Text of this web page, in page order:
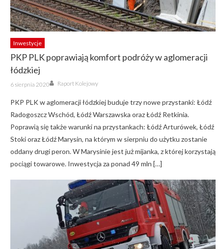
Inwestycje
PKP PLK poprawiają komfort podróży w aglomeracji
łódzkiej
Posted
on
6 sierpnia 2020 Author
Raport Kolejowy
PKP PLK w aglomeracji łódzkiej buduje trzy nowe przystanki: Łódź
Radogoszcz Wschód, Łódź Warszawska oraz Łódź Retkinia.
Poprawią się także warunki na przystankach: Łódź Arturówek, Łódź
Stoki oraz Łódź Marysin, na którym w sierpniu do użytku zostanie
oddany drugi peron. W Marysinie jest już mijanka, z której korzystają
pociągi towarowe. Inwestycja za ponad 49 mln […]